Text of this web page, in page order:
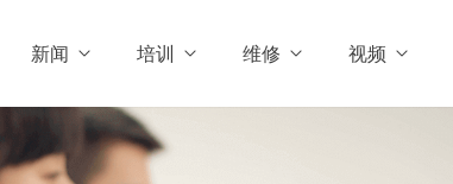
新闻 培训 维修 视频